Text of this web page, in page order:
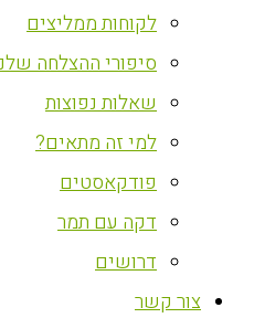
לקוחות ממליצים
סיפורי ההצלחה שלנו
שאלות נפוצות
למי זה מתאים?
פודקאסטים
דקה עם תמר
דרושים
צור קשר